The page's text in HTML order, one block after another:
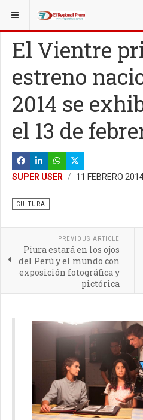
ESTÁ AQUÍ: MISCELANEAS
El Vientre
estreno
2014 se
el 13 de
SUPER USER 11 FEBRERO
CULTURA
PREVIOUS ARTICLE
Piura estará en los ojos
del Perú y el mundo con
exposición fotográfica y
pictórica